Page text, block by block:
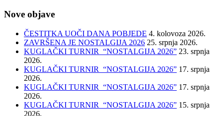
Nove objave
ČESTITKA UOČI DANA POBJEDE 4. kolovoza 2026.
ZAVRŠENA JE NOSTALGIJA 2026 25. srpnja 2026.
KUGLAČKI TURNIR “NOSTALGIJA 2026” 23. srpnja
2026.
KUGLAČKI TURNIR “NOSTALGIJA 2026” 17. srpnja
2026.
KUGLAČKI TURNIR “NOSTALGIJA 2026” 17. srpnja
2026.
KUGLAČKI TURNIR “NOSTALGIJA 2026” 15. srpnja
2026.